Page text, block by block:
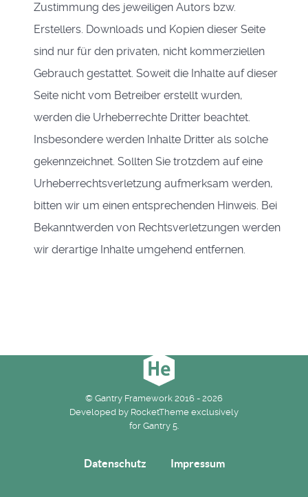
Zustimmung des jeweiligen Autors bzw.
Erstellers. Downloads und Kopien dieser Seite
sind nur für den privaten, nicht kommerziellen
Gebrauch gestattet. Soweit die Inhalte auf dieser
Seite nicht vom Betreiber erstellt wurden,
werden die Urheberrechte Dritter beachtet.
Insbesondere werden Inhalte Dritter als solche
gekennzeichnet. Sollten Sie trotzdem auf eine
Urheberrechtsverletzung aufmerksam werden,
bitten wir um einen entsprechenden Hinweis. Bei
Bekanntwerden von Rechtsverletzungen werden
wir derartige Inhalte umgehend entfernen.
© Gantry Framework 2016 - 2026
Developed by RocketTheme exclusively
for Gantry 5.
Datenschutz Impressum